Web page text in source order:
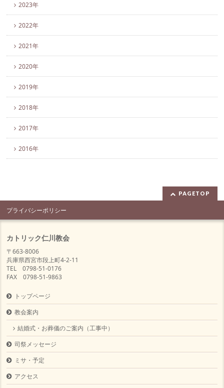
2023年
2022年
2021年
2020年
2019年
2018年
2017年
2016年
PAGETOP
プライバシーポリシー
カトリック仁川教会
〒663-8006
兵庫県西宮市段上町4-2-11
TEL 0798-51-0176
FAX 0798-51-9863
トップページ
教会案内
結婚式・お葬儀のご案内（工事中）
司祭メッセージ
ミサ・予定
アクセス